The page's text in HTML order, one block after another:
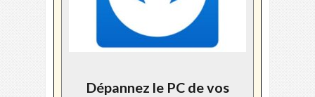
Dépannez le PC de vos